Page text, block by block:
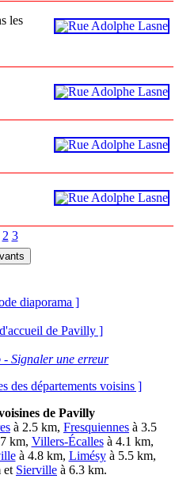
les
2 3
diaporama ]
de Pavilly ]
- Signaler une erreur
des départements voisins ]
de Pavilly
à 2.5 km, Fresquiennes à 3.5
km, Villers-Écallesà 4.1 km,
à 4.8 km, Limésyà 5.5 km,
et Sierville à 6.3 km.